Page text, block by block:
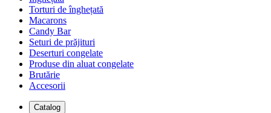
Torturi de înghețată
Macarons
Candy Bar
Seturi de prăjituri
Deserturi congelate
Produse din aluat congelate
Brutărie
Accesorii
Catalog